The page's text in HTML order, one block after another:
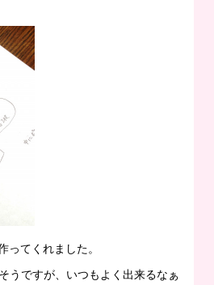
ってくれました。
うですが、いつもよく出来るなぁ